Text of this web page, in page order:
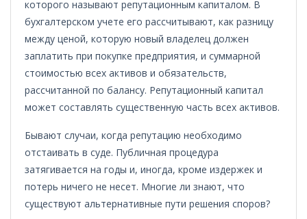
которого называют репутационным капиталом. В
бухгалтерском учете его рассчитывают, как разницу
между ценой, которую новый владелец должен
заплатить при покупке предприятия, и суммарной
стоимостью всех активов и обязательств,
рассчитанной по балансу. Репутационный капитал
может составлять существенную часть всех активов.
Бывают случаи, когда репутацию необходимо
отстаивать в суде. Публичная процедура
затягивается на годы и, иногда, кроме издержек и
потерь ничего не несет. Многие ли знают, что
существуют альтернативные пути решения споров?